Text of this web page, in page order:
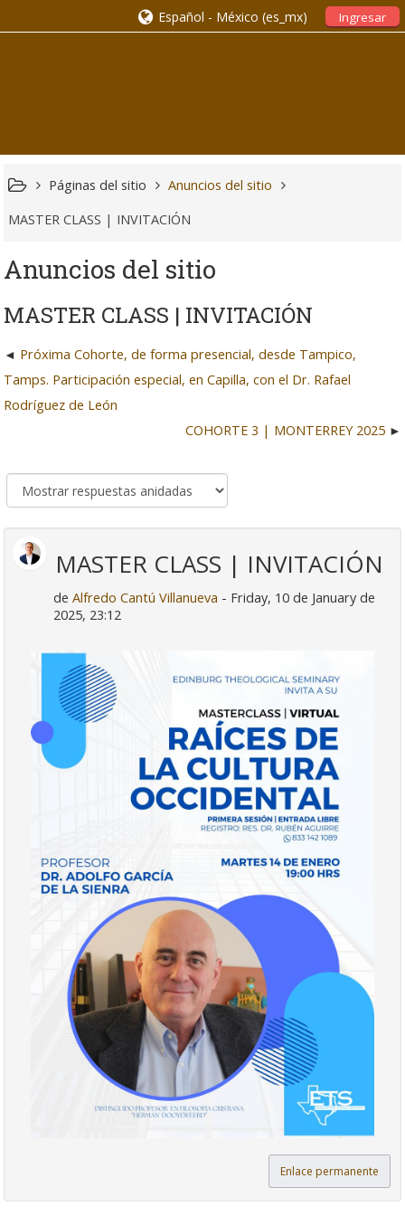
Ingresar
Español - México ‎(es_mx)‎
Páginas del sitio
Anuncios del sitio
MASTER CLASS | INVITACIÓN
Anuncios del sitio
MASTER CLASS | INVITACIÓN
Próxima Cohorte, de forma presencial, desde Tampico,
Tamps. Participación especial, en Capilla, con el Dr. Rafael
Rodríguez de León
COHORTE 3 | MONTERREY 2025
MASTER CLASS | INVITACIÓN
deAlfredo Cantú Villanueva - Friday, 10 de January de
2025, 23:12
Enlace permanente